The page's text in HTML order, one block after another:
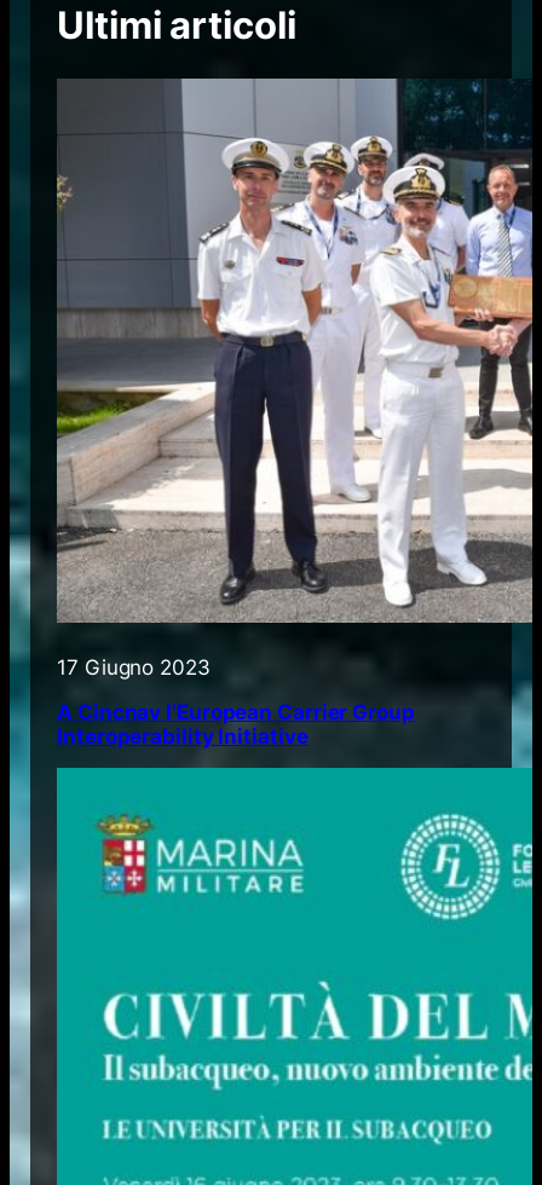
Ultimi articoli
17 Giugno 2023
A Cincnav l’European Carrier Group
Interoperability Initiative